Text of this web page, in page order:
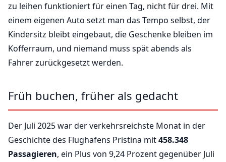
zu leihen funktioniert für einen Tag, nicht für drei. Mit
einem eigenen Auto setzt man das Tempo selbst, der
Kindersitz bleibt eingebaut, die Geschenke bleiben im
Kofferraum, und niemand muss spät abends als
Fahrer zurückgesetzt werden.
Früh buchen, früher als gedacht
Der Juli 2025 war der verkehrsreichste Monat in der
Geschichte des Flughafens Pristina mit458.348
Passagieren, ein Plus von 9,24 Prozent gegenüber Juli